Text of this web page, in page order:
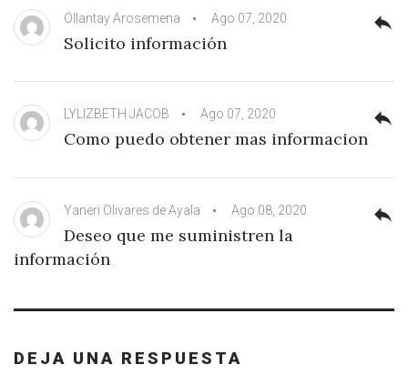
Ollantay Arosemena Ago 07, 2020
Solicito información
reply
LYLIZBETH JACOB Ago 07, 2020
Como puedo obtener mas informacion
reply
Yaneri Olivares de Ayala Ago 08, 2020
Deseo que me suministren la
información
reply
DEJA UNA RESPUESTA